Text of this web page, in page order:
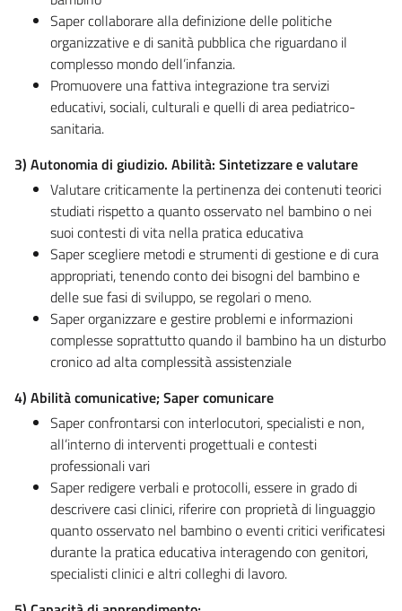
Saper collaborare alla definizione delle politiche
organizzative e di sanità pubblica che riguardano il
complesso mondo dell’infanzia.
Promuovere una fattiva integrazione tra servizi
educativi, sociali, culturali e quelli di area pediatrico-
sanitaria.
3) Autonomia di giudizio. Abilità: Sintetizzare e valutare
Valutare criticamente la pertinenza dei contenuti teorici
studiati rispetto a quanto osservato nel bambino o nei
suoi contesti di vita nella pratica educativa
Saper scegliere metodi e strumenti di gestione e di cura
appropriati, tenendo conto dei bisogni del bambino e
delle sue fasi di sviluppo, se regolari o meno.
Saper organizzare e gestire problemi e informazioni
complesse soprattutto quando il bambino ha un disturbo
cronico ad alta complessità assistenziale
4) Abilità comunicative;Saper comunicare
Saper confrontarsi con interlocutori, specialisti e non,
all’interno di interventi progettuali e contesti
professionali vari
Saper redigere verbali e protocolli, essere in grado di
descrivere casi clinici, riferire con proprietà di linguaggio
quanto osservato nel bambino o eventi critici verificatesi
durante la pratica educativa interagendo con genitori,
specialisti clinici e altri colleghi di lavoro.